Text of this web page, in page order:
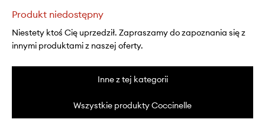
Produkt niedostępny
Niestety ktoś Cię uprzedził. Zapraszamy do zapoznania się z
innymi produktami z naszej oferty.
Inne z tej kategorii
Wszystkie produkty Coccinelle